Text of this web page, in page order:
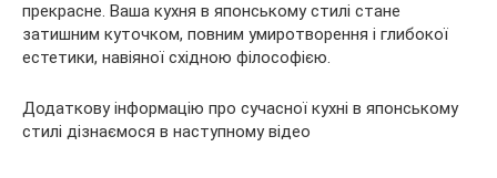
прекрасне. Ваша кухня в японському стилі стане
затишним куточком, повним умиротворення і глибокої
естетики, навіяної східною філософією.
Додаткову інформацію про сучасної кухні в японському
стилі дізнаємося в наступному відео